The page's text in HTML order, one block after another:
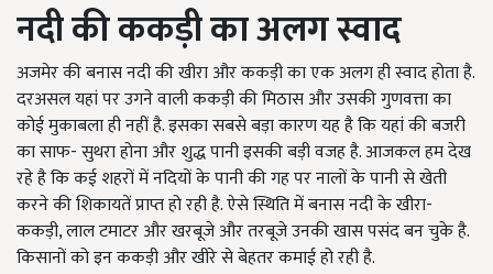
नदी की ककड़ी का अलग स्वाद
अजमेर की बनास नदी की खीरा और ककड़ी का एक अलग ही स्वाद होता है.
दरअसल यहां पर उगने वाली ककड़ी की मिठास और उसकी गुणवत्ता का
कोई मुकाबला ही नहीं है. इसका सबसे बड़ा कारण यह है कि यहां की बजरी
का साफ- सुथरा होना और शुद्ध पानी इसकी बड़ी वजह है. आजकल हम देख
रहे है कि कई शहरों में नदियों के पानी की गह पर नालों के पानी से खेती
करने की शिकायतें प्राप्त हो रही है. ऐसे स्थिति में बनास नदी के खीरा-
ककड़ी, लाल टमाटर और खरबूजे और तरबूजे उनकी खास पसंद बन चुके है.
किसानों को इन ककड़ी और खीरे से बेहतर कमाई हो रही है.